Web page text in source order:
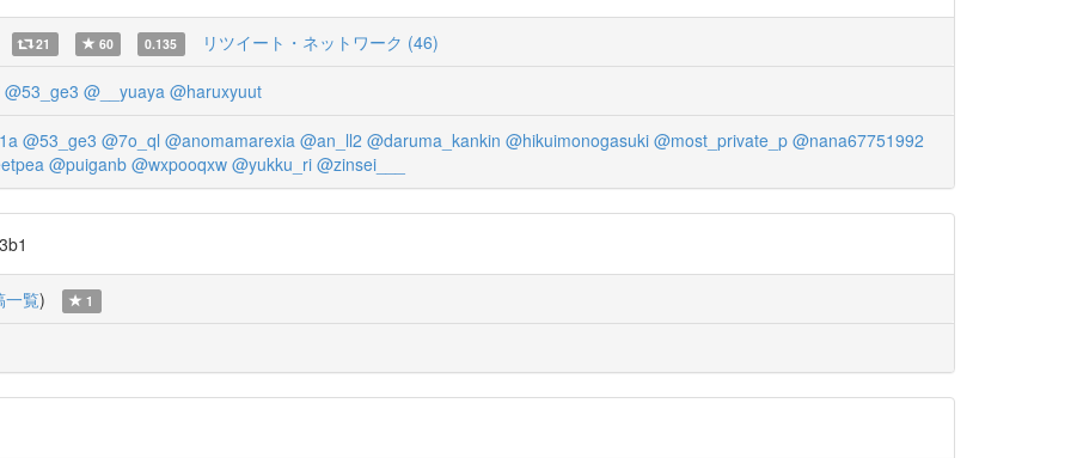
21 60 0.135 リツイート・ネットワーク (46)
@53_ge3 @__yuaya @haruxyuut
@53_ge3 @7o_ql @anomamarexia @an_ll2 @daruma_kankin @hikuimonogasuki @most_private_p @nana67751992
@puiganb @wxpooqxw @yukku_ri @zinsei___
一覧) 1